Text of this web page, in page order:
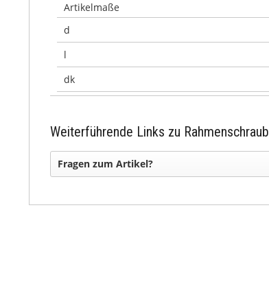
Artikelmaße
d
l
dk
Weiterführende Links zu
Fragen zum Artikel?